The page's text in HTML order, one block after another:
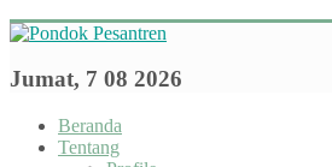
Jumat, 7 08 2026
Beranda
Tentang